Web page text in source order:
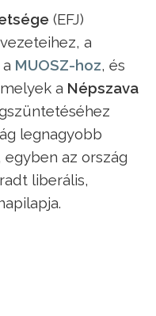
(EFJ)
a
MUOSZ-hoz, és
a Népszava
legnagyobb
az ország
liberális,